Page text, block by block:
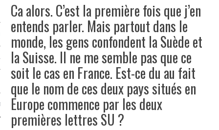
MONROZIER
ARCACHON
Ca alors. C’est la première fois que j’en
entends parler. Mais partout dans le
monde, les gens confondent la Suède et
la Suisse. Il ne me semble pas que ce
soit le cas en France. Est-ce du au fait
que le nom de ces deux pays situés en
Europe commence par les deux
premières lettres SU ?